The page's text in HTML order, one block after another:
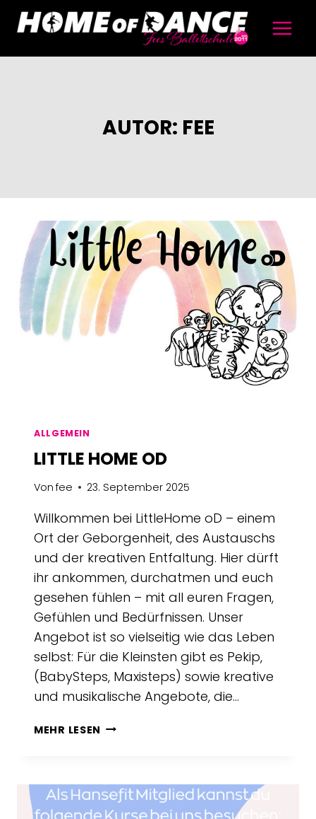
Zum
Inhalt
AUTOR: FEE
ALLGEMEIN
LITTLE HOME OD
Von fee 23. September 2025
Willkommen bei LittleHome oD – einem
Ort der Geborgenheit, des Austauschs
und der kreativen Entfaltung. Hier dürft
ihr ankommen, durchatmen und euch
gesehen fühlen – mit all euren Fragen,
Gefühlen und Bedürfnissen. Unser
Angebot ist so vielseitig wie das Leben
selbst: Für die Kleinsten gibt es Pekip,
(BabySteps, Maxisteps) sowie kreative
und musikalische Angebote, die…
MEHR LESEN LITTLE